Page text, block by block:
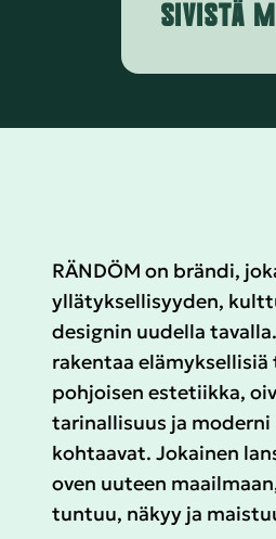
SIVISTÄ
RÄNDÖM on brändi,
yllätyksellisyyden,
designin uudella
rakentaa
pohjoisen estetiikka,
tarinallisuus ja
kohtaavat. Jokainen
oven uuteen
tuntuu, näkyy ja